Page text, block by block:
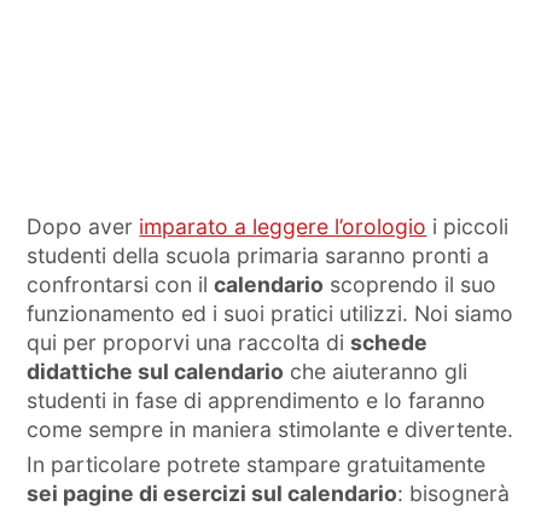
Dopo aver imparato a leggere l’orologio i piccoli
studenti della scuola primaria saranno pronti a
confrontarsi con ilcalendario scoprendo il suo
funzionamento ed i suoi pratici utilizzi. Noi siamo
qui per proporvi una raccolta dischede
didattiche sul calendario che aiuteranno gli
studenti in fase di apprendimento e lo faranno
come sempre in maniera stimolante e divertente.
In particolare potrete stampare gratuitamente
sei pagine di esercizi sul calendario: bisognerà